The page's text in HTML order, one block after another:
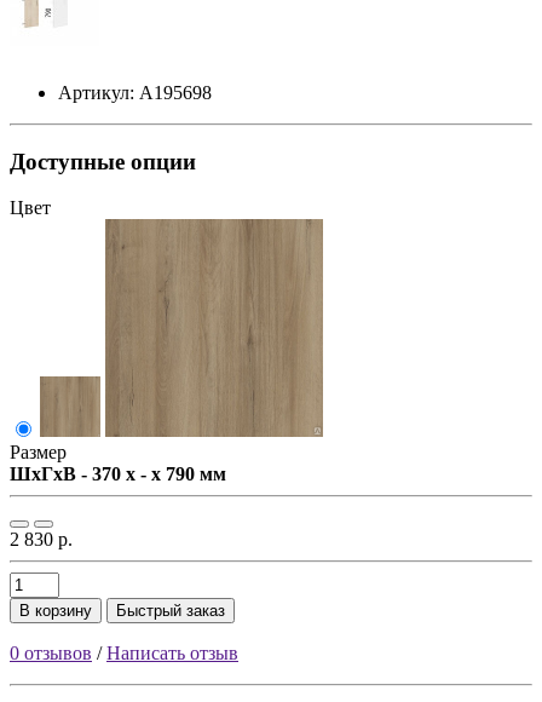
Артикул: А195698
Доступные опции
Цвет
Размер
ШxГxВ - 370 x - x 790 мм
2 830 р.
В корзину Быстрый заказ
0 отзывов /Написать отзыв